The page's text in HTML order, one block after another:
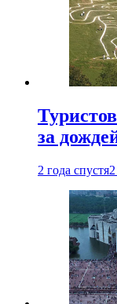
за
2 года спустя